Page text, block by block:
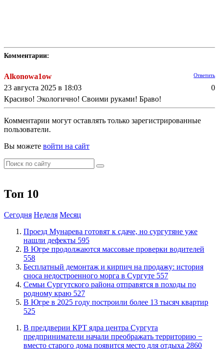
Комментарии:
Alkonowa1ow Ответить
0
23 августа 2025 в 18:03
Красиво! Экологично! Своими руками! Браво!
Комментарии могут оставлять только зарегистрированные
пользователи.
Вы можете войти на сайт
Топ 10
Сегодня Неделя Месяц
​Проезд Мунарева готовят к сдаче, но сургутяне уже
нашли дефекты 595
​В Югре продолжаются массовые проверки водителей
558
​Бесплатный демонтаж и кирпич на продажу: история
сноса недостроенного морга в Сургуте 557
​Семьи Сургутского района отправятся в походы по
родному краю 527
​В Югре в 2025 году построили более 13 тысяч квартир
525
​В преддверии КРТ ядра центра Сургута
предприниматели начали преображать территорию −
вместо старого дома появится место для отдыха 2860